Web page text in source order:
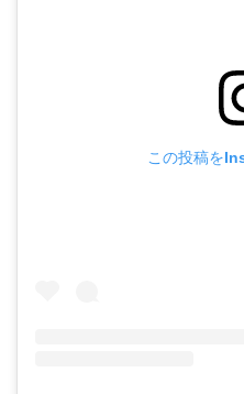
この投稿を